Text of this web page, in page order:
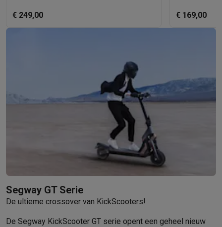
€ 249,00 € 169,00
Segway GT Serie
De ultieme crossover van KickScooters!
De Segway KickScooter GT serie opent een geheel nieuw